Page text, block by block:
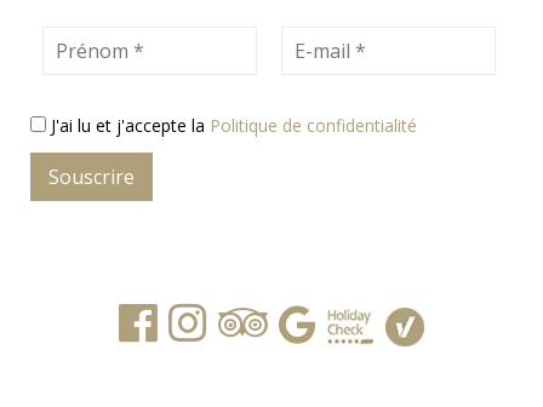
Prénom E-mail
J'ai lu et j'accepte la Politique de confidentialité
Souscrire